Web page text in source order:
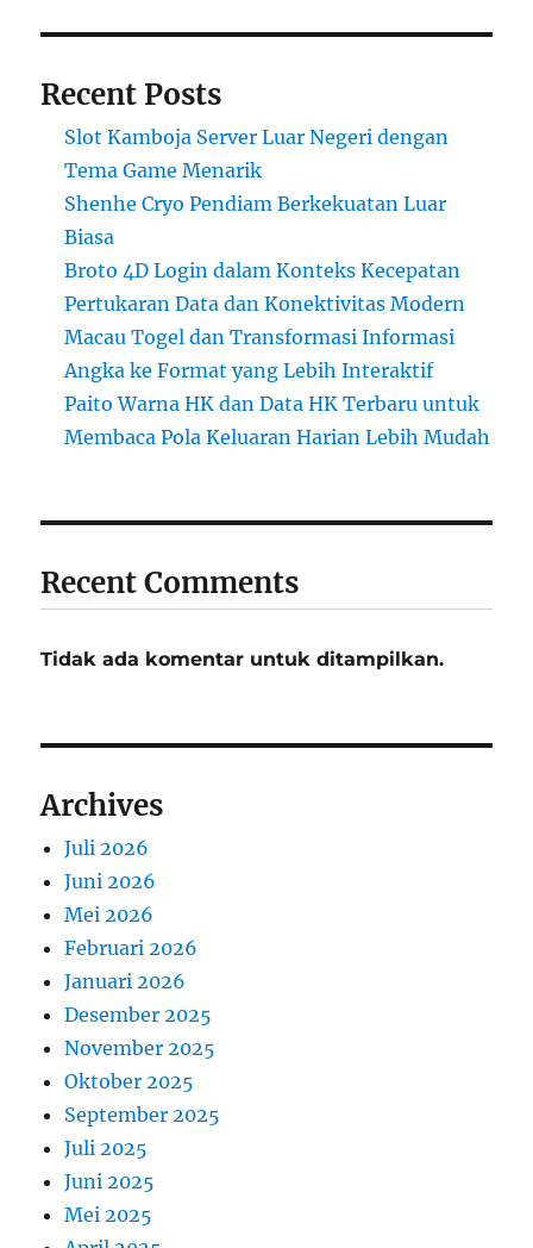
Recent Posts
Slot Kamboja Server Luar Negeri dengan
Tema Game Menarik
Shenhe Cryo Pendiam Berkekuatan Luar
Biasa
Broto 4D Login dalam Konteks Kecepatan
Pertukaran Data dan Konektivitas Modern
Macau Togel dan Transformasi Informasi
Angka ke Format yang Lebih Interaktif
Paito Warna HK dan Data HK Terbaru untuk
Membaca Pola Keluaran Harian Lebih Mudah
Recent Comments
Tidak ada komentar untuk ditampilkan.
Archives
Juli 2026
Juni 2026
Mei 2026
Februari 2026
Januari 2026
Desember 2025
November 2025
Oktober 2025
September 2025
Juli 2025
Juni 2025
Mei 2025